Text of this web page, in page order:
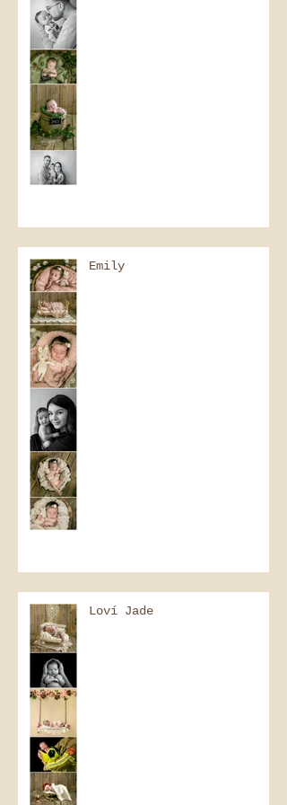
Emily
Loví Jade